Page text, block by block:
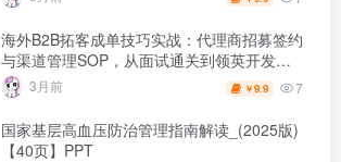
海外B2B拓客成单技巧实战：代理商招募签约
与渠道管理SOP，从面试通关到领英开发客
户
3月前 ￥9.9 7
国家基层高血压防治管理指南解读_(2025版)
【40页】PPT